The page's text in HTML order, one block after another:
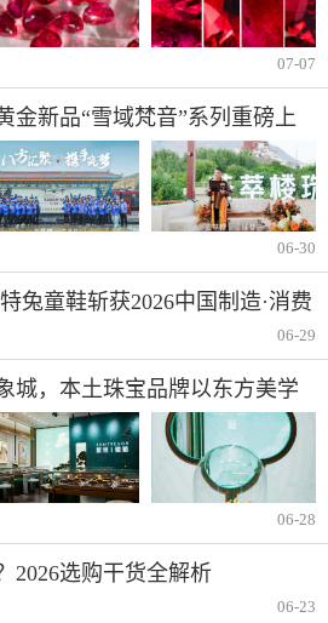
07-07
金新品“雪域梵音”系列重磅上
06-30
兔童鞋斩获2026中国制造·消费
06-29
城，本土珠宝品牌以东方美学
06-28
2026选购干货全解析
06-23